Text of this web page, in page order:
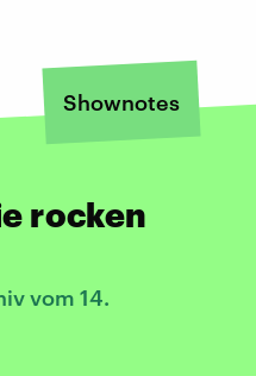
Shownotes
rocken
vom 14.